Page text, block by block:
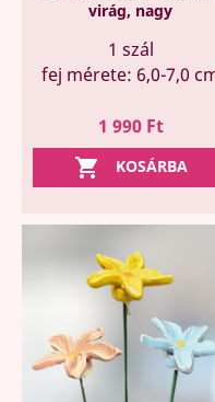
virág, nagy
1 szál
fej mérete: 6,0-7,0
Ár
1 990 Ft
 KOSÁRBA